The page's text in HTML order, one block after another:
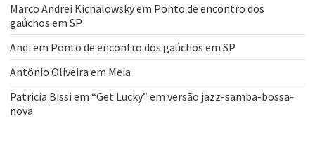
Marco Andrei Kichalowskyem Ponto de encontro dos
gaúchos em SP
Andi em Ponto de encontro dos gaúchos em SP
Antônio Oliveira em Meia
Patricia Bissi em “Get Lucky” em versão jazz-samba-bossa-
nova